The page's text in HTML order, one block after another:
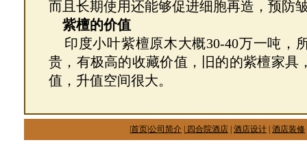
而且长期使用还能够促进细胞再造，预防
紫檀的价值
印度小叶紫檀原木大概30-40万一吨，
贵，有极高的收藏价值，旧的的紫檀家具
值，升值空间很大。
首页公司简介 四合院酒店 酒店设计 酒店装修